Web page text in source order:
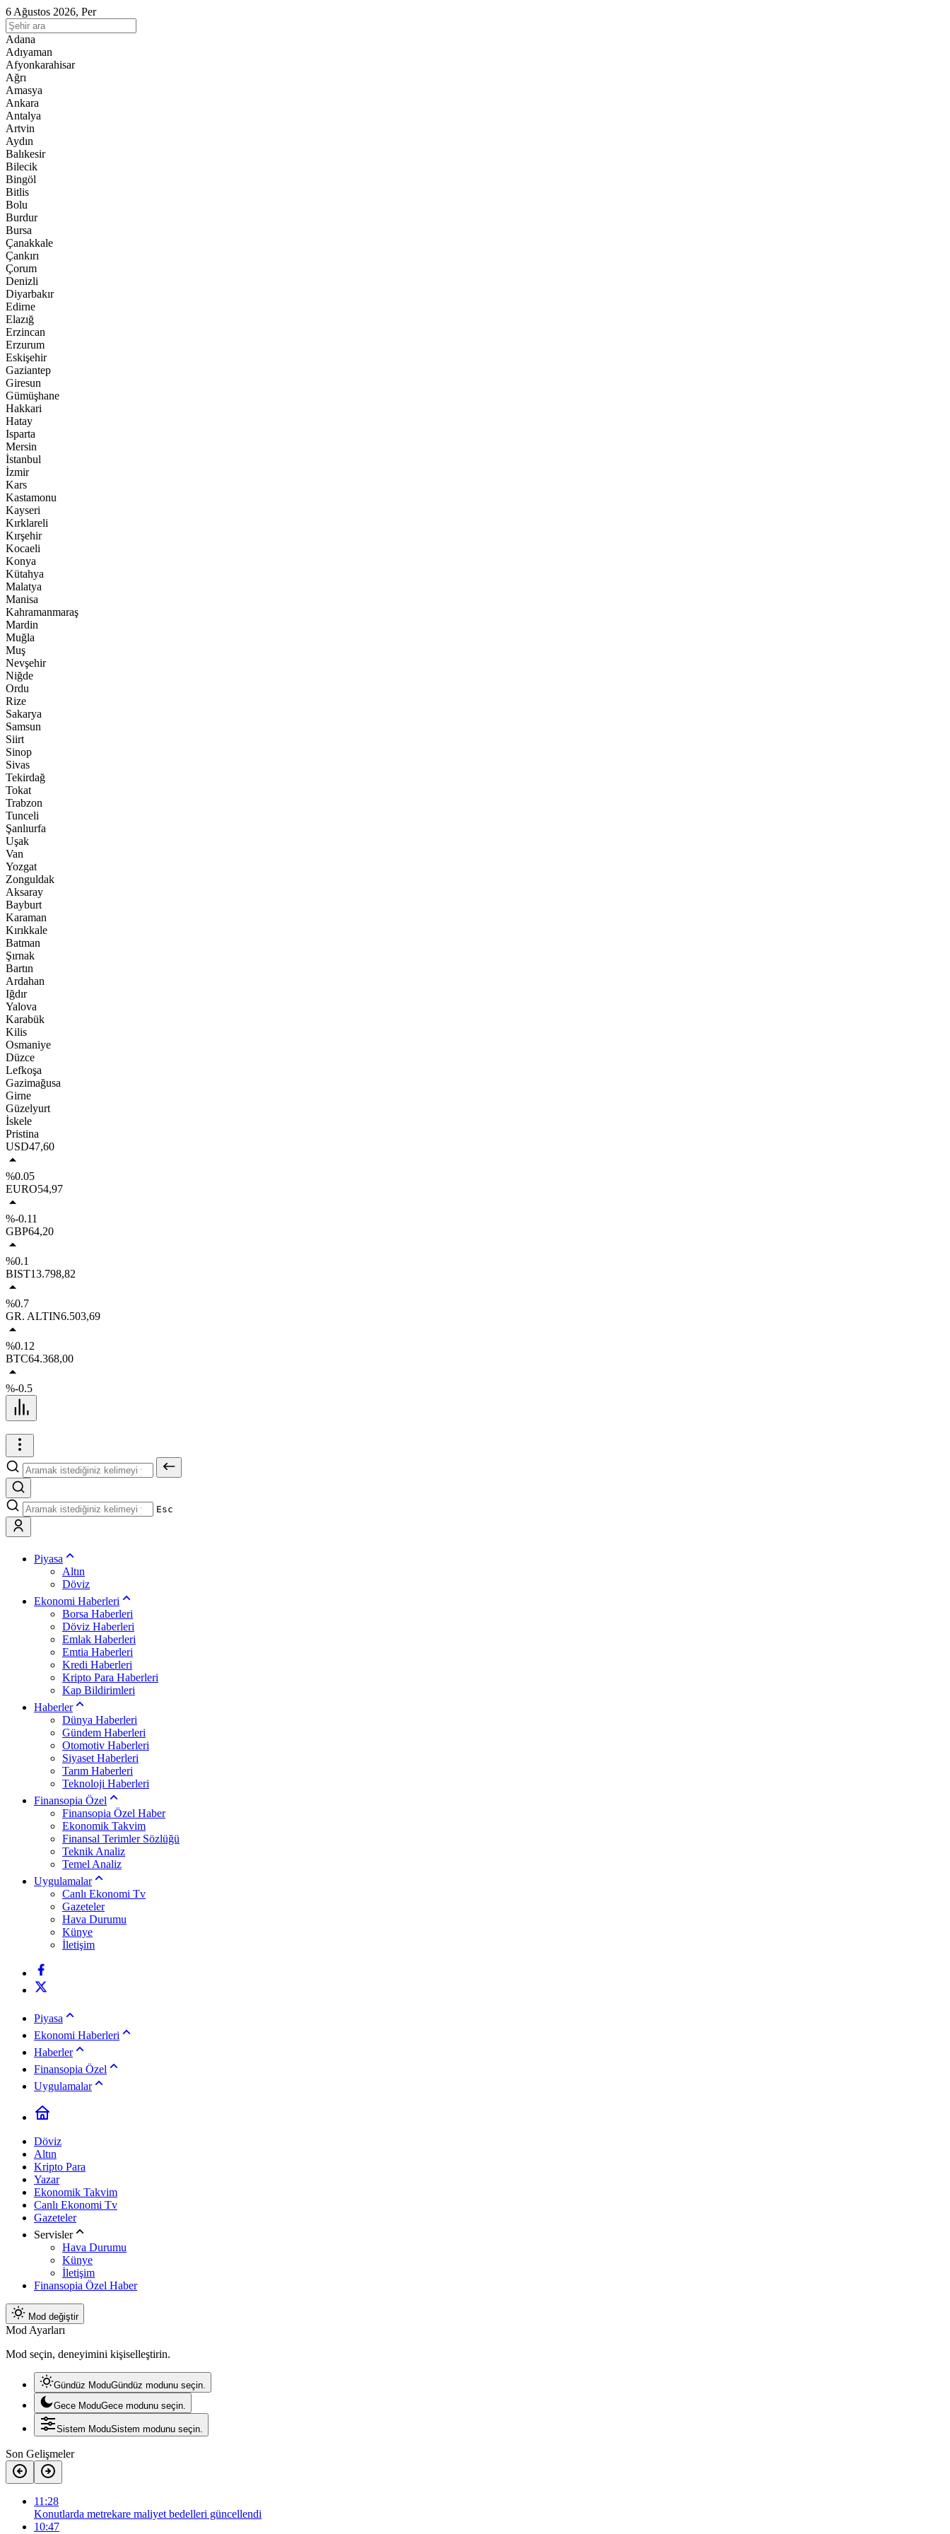
6 Ağustos 2026, Per
Adana
Adıyaman
Afyonkarahisar
Ağrı
Amasya
Ankara
Antalya
Artvin
Aydın
Balıkesir
Bilecik
Bingöl
Bitlis
Bolu
Burdur
Bursa
Çanakkale
Çankırı
Çorum
Denizli
Diyarbakır
Edirne
Elazığ
Erzincan
Erzurum
Eskişehir
Gaziantep
Giresun
Gümüşhane
Hakkari
Hatay
Isparta
Mersin
İstanbul
İzmir
Kars
Kastamonu
Kayseri
Kırklareli
Kırşehir
Kocaeli
Konya
Kütahya
Malatya
Manisa
Kahramanmaraş
Mardin
Muğla
Muş
Nevşehir
Niğde
Ordu
Rize
Sakarya
Samsun
Siirt
Sinop
Sivas
Tekirdağ
Tokat
Trabzon
Tunceli
Şanlıurfa
Uşak
Van
Yozgat
Zonguldak
Aksaray
Bayburt
Karaman
Kırıkkale
Batman
Şırnak
Bartın
Ardahan
Iğdır
Yalova
Karabük
Kilis
Osmaniye
Düzce
Lefkoşa
Gazimağusa
Girne
Güzelyurt
İskele
Pristina
USD47,60
%0.05
EURO54,97
%-0.11
GBP64,20
%0.1
BIST13.798,82
%0.7
GR. ALTIN6.503,69
%0.12
BTC64.368,00
%-0.5
Esc
Piyasa
Altın
Döviz
Ekonomi Haberleri
Borsa Haberleri
Döviz Haberleri
Emlak Haberleri
Emtia Haberleri
Kredi Haberleri
Kripto Para Haberleri
Kap Bildirimleri
Haberler
Dünya Haberleri
Gündem Haberleri
Otomotiv Haberleri
Siyaset Haberleri
Tarım Haberleri
Teknoloji Haberleri
Finansopia Özel
Finansopia Özel Haber
Ekonomik Takvim
Finansal Terimler Sözlüğü
Teknik Analiz
Temel Analiz
Uygulamalar
Canlı Ekonomi Tv
Gazeteler
Hava Durumu
Künye
İletişim
Piyasa
Ekonomi Haberleri
Haberler
Finansopia Özel
Uygulamalar
Döviz
Altın
Kripto Para
Yazar
Ekonomik Takvim
Canlı Ekonomi Tv
Gazeteler
Servisler
Hava Durumu
Künye
İletişim
Finansopia Özel Haber
Mod değiştir
Mod Ayarları
Mod seçin, deneyimini kişiselleştirin.
Gündüz ModuGündüz modunu seçin.
Gece ModuGece modunu seçin.
Sistem ModuSistem modunu seçin.
Son Gelişmeler
11:28
Konutlarda metrekare maliyet bedelleri güncellendi
10:47